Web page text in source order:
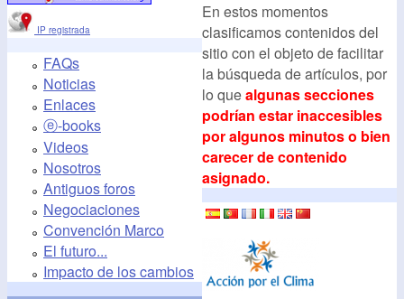
IP registrada
FAQs
Noticias
Enlaces
ⓔ-books
Videos
Nosotros
Antiguos foros
Negociaciones
Convención Marco
El futuro...
Impacto de los cambios
En estos momentos
clasificamos contenidos del
sitio con el objeto de facilitar
la búsqueda de artículos, por
lo quealgunas secciones
podrían estar inaccesibles
por algunos minutos o bien
carecer de contenido
asignado.